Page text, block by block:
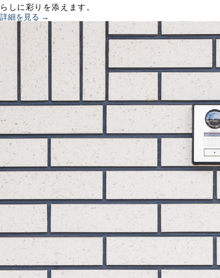
らしに彩りを添えます。
詳細を見る →